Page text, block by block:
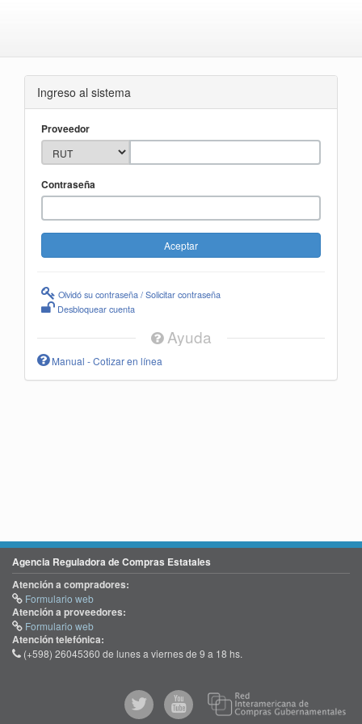
Ingreso al sistema
Proveedor
Contraseña
Olvidó su contraseña / Solicitar contraseña
Desbloquear cuenta
Ayuda
Manual - Cotizar en línea
Agencia Reguladora de Compras Estatales
Atención a compradores:
Formulario web
Atención a proveedores:
Formulario web
Atención telefónica:
(+598) 26045360 de lunes a viernes de 9 a 18 hs.
@comprasgubuy
ACCE